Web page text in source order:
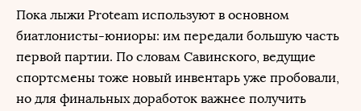
Пока лыжи Proteam используют в основном
биатлонисты-юниоры: им передали большую часть
первой партии. По словам Савинского, ведущие
спортсмены тоже новый инвентарь уже пробовали,
но для финальных доработок важнее получить